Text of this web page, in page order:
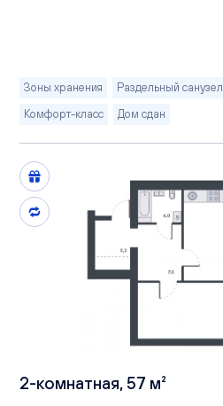
Зоны хранения
Раздельный санузел
Комфорт-класс
Дом сдан
2-комнатная, 57 м²